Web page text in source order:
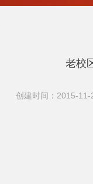
老校
创建时间：2015-11-